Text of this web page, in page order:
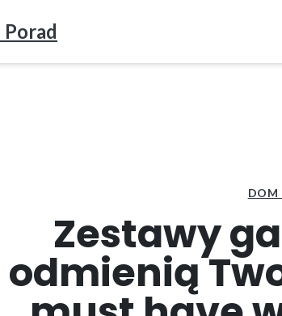
Porad
DOM
Zestawy
odmienią